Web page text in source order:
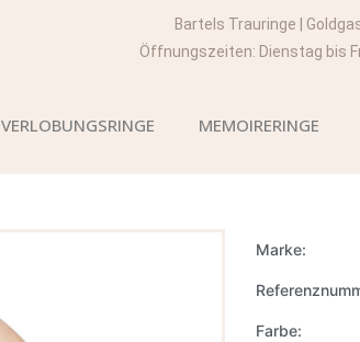
Bartels Trauringe |
Öffnungszeiten: Dienstag bis
VERLOBUNGSRINGE MEMOIRERINGE
Marke
Farbe